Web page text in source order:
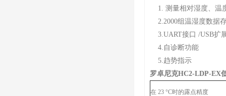
1. 测量相对湿度、温
2.2000组温湿度数据
3.UART接口 /USB扩
4.自诊断功能
5.趋势指示
罗卓尼克HC2-LDP-EX
在 23 °C时的露点精度